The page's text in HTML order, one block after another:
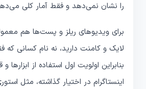
را نشان نمی‌دهد و فقط آمار کلی
برای ویدیوهای ریلز و پست‌ها هم
لایک و کامنت دارید، نه نام کسانی که
بنابراین اولویت اول استفاده از
اینستاگرام در اختیار گذاشته، مثل